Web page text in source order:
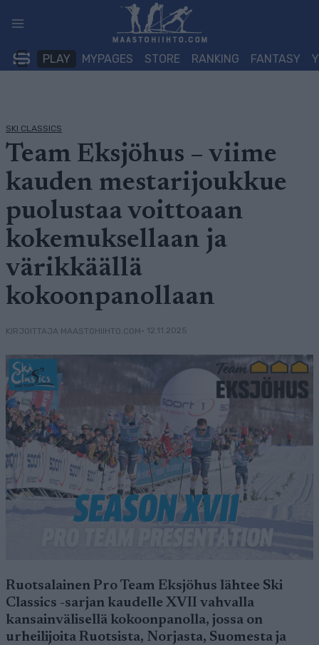
sisältöön
PLAY MYPAGES STORE RANKING FANTASY
SKI CLASSICS
Team Eksjöhus – viime
kauden mestarijoukkue
puolustaa voittoaan
kokemuksellaan ja
värikkäällä
kokoonpanollaan
KIRJOITTAJA MAASTOHIIHTO.COM• 12.11.2025
Ruotsalainen Pro Team Eksjöhus lähtee Ski
Classics -sarjan kaudelle XVII vahvalla
kansainvälisellä kokoonpanolla, jossa on
urheilijoita Ruotsista, Norjasta, Suomesta ja